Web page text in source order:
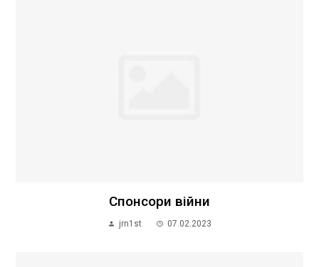
Спонсори війни
jrn1st 07.02.2023